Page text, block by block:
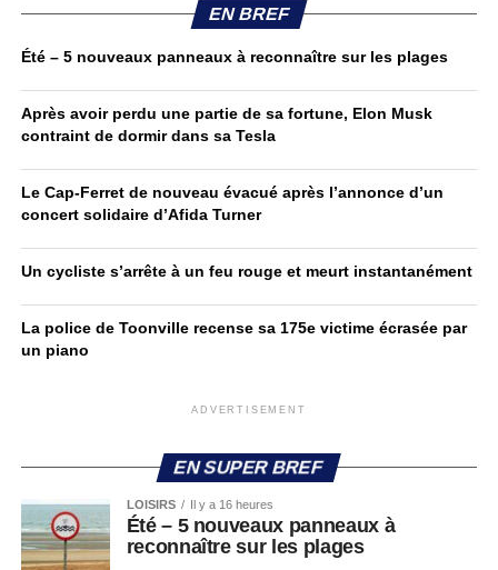
EN BREF
Été – 5 nouveaux panneaux à reconnaître sur les plages
Après avoir perdu une partie de sa fortune, Elon Musk
contraint de dormir dans sa Tesla
Le Cap-Ferret de nouveau évacué après l’annonce d’un
concert solidaire d’Afida Turner
Un cycliste s’arrête à un feu rouge et meurt instantanément
La police de Toonville recense sa 175e victime écrasée par
un piano
ADVERTISEMENT
EN SUPER BREF
LOISIRS Il y a 16 heures
Été – 5 nouveaux panneaux à
reconnaître sur les plages